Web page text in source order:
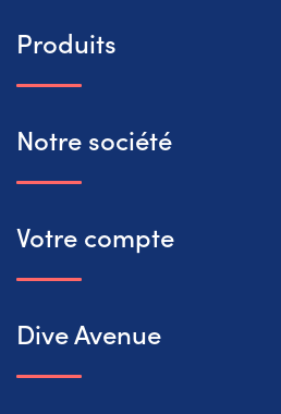
Produits
Notre société
Votre compte
Dive Avenue